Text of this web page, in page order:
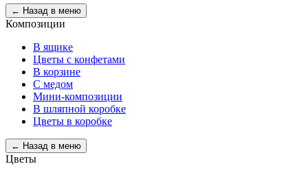
← Назад в меню
Композиции
В ящике
Цветы с конфетами
В корзине
С медом
Мини-композиции
В шляпной коробке
Цветы в коробке
← Назад в меню
Цветы